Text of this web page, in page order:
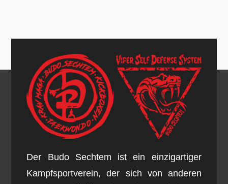
Der Budo Sechtem ist ein einzigartiger
Kampfsportverein, der sich von anderen